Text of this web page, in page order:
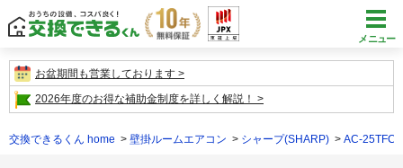
メニュー
お盆期間も営業しております
2026年度のお得な補助金制度を詳しく解説！
交換できるくん home 壁掛ルームエアコン シャープ(SHARP) AC-25TFC-